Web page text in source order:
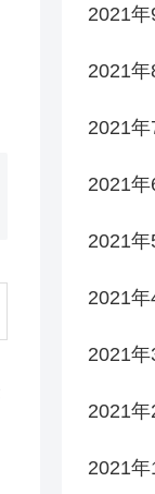
2021年
2021年
2021年
2021年
2021年
2021年
2021年
2021年
2021年